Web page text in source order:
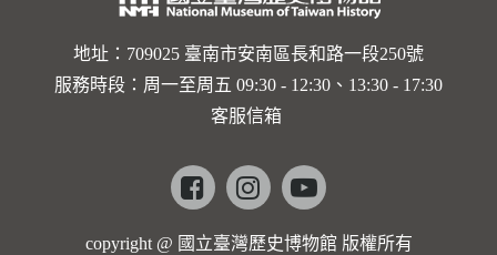
歌]【對
世界與生
命的依戀
馬勒大地
之歌】
地址：709025 臺南市安南區長和路一段250號
服務時段：周一至周五 09:30 - 12:30、13:30 - 17:30
客服信箱
Facebookinstagramyoutube
copyright @ 國立臺灣歷史博物館 版權所有